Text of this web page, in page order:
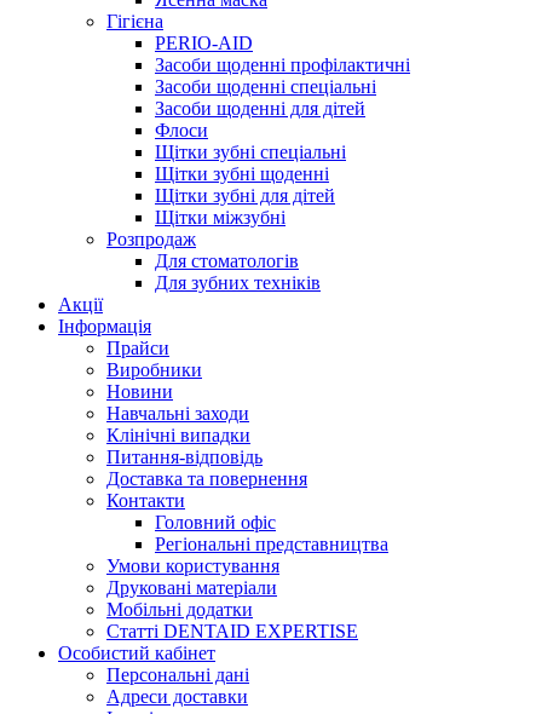
Гігієна
PERIO-AID
Засоби щоденні профілактичні
Засоби щоденні спеціальні
Засоби щоденні для дітей
Флоси
Щітки зубні спеціальні
Щітки зубні щоденні
Щітки зубні для дітей
Щітки міжзубні
Розпродаж
Для стоматологів
Для зубних техніків
Акції
Інформація
Прайси
Виробники
Новини
Навчальні заходи
Клінічні випадки
Питання-відповідь
Доставка та повернення
Контакти
Головний офіс
Регіональні представництва
Умови користування
Друковані матеріали
Мобільні додатки
Статті DENTAID EXPERTISE
Особистий кабінет
Персональні дані
Адреси доставки